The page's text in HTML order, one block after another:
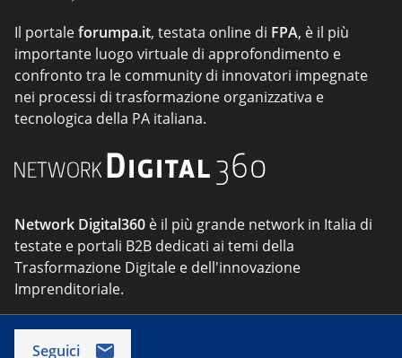
Il portaleforumpa.it, testata online di FPA, è il più
importante luogo virtuale di approfondimento e
confronto tra le community di innovatori impegnate
nei processi di trasformazione organizzativa e
tecnologica della PA italiana.
Network Digital360 è il più grande network in Italia di
testate e portali B2B dedicati ai temi della
Trasformazione Digitale e dell'innovazione
Imprenditoriale.
Seguici